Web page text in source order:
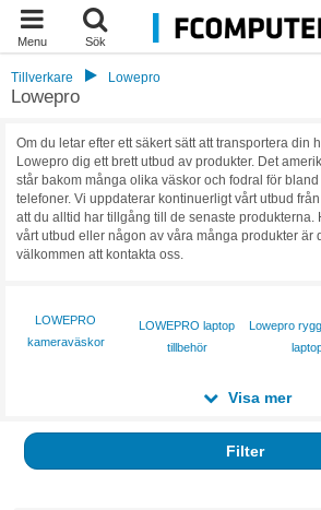
Menu Sök
Tillverkare Lowepro
Lowepro
Om du letar efter ett säkert sätt att transportera din
Lowepro dig ett brett utbud av produkter. Det
står bakom många olika väskor och fodral för
telefoner. Vi uppdaterar kontinuerligt vårt utbud
att du alltid har tillgång till de senaste produkterna.
vårt utbud eller någon av våra många produkter är
välkommen att kontakta oss.
LOWEPRO
kameraväskor
LOWEPRO laptop
tillbehör
Lowepro
Visa mer
Filter